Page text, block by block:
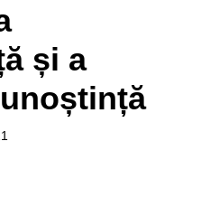
și a